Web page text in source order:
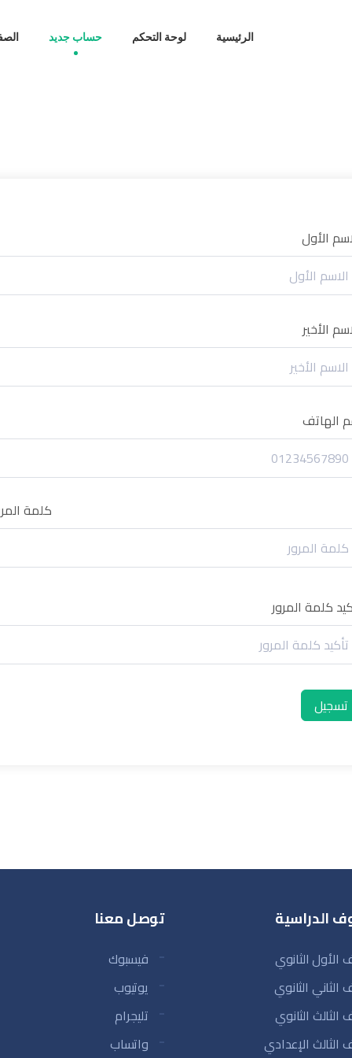
الرئيسية لوحة التحكم حساب جديد
الأول
الأخير
الهاتف
كلمة
كلمة المرور
تسجيل
الدراسية
الأول الثانوي
الثاني الثانوي
الثالث الثانوي
الثالث الإعدادي
توصل معنا
فيسبوك
يوتيوب
تليجرام
واتساب